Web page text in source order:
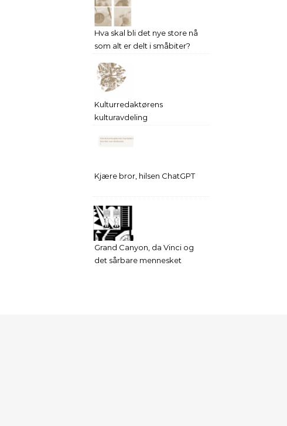
Hva skal bli det nye store nå
som alt er delt i småbiter?
Kulturredaktørens
kulturavdeling
Kjære bror, hilsen ChatGPT
Grand Canyon, da Vinci og
det sårbare mennesket